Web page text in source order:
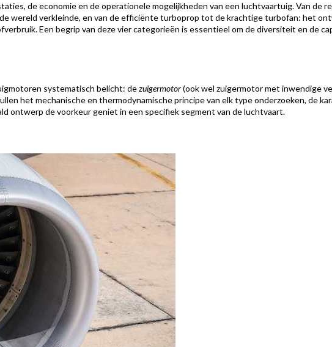
de economie en de operationele mogelijkheden van een luchtvaartuig. Van de
wereld verkleinde, en van de efficiënte turboprop tot de krachtige turbofan: het
Een begrip van deze vier categorieën is essentieel om de diversiteit en de
systematisch belicht: dezuigermotor(ook wel zuigermotor met inwendige
het mechanische en thermodynamische principe van elk type onderzoeken, de
ontwerp de voorkeur geniet in een specifiek segment van de luchtvaart.